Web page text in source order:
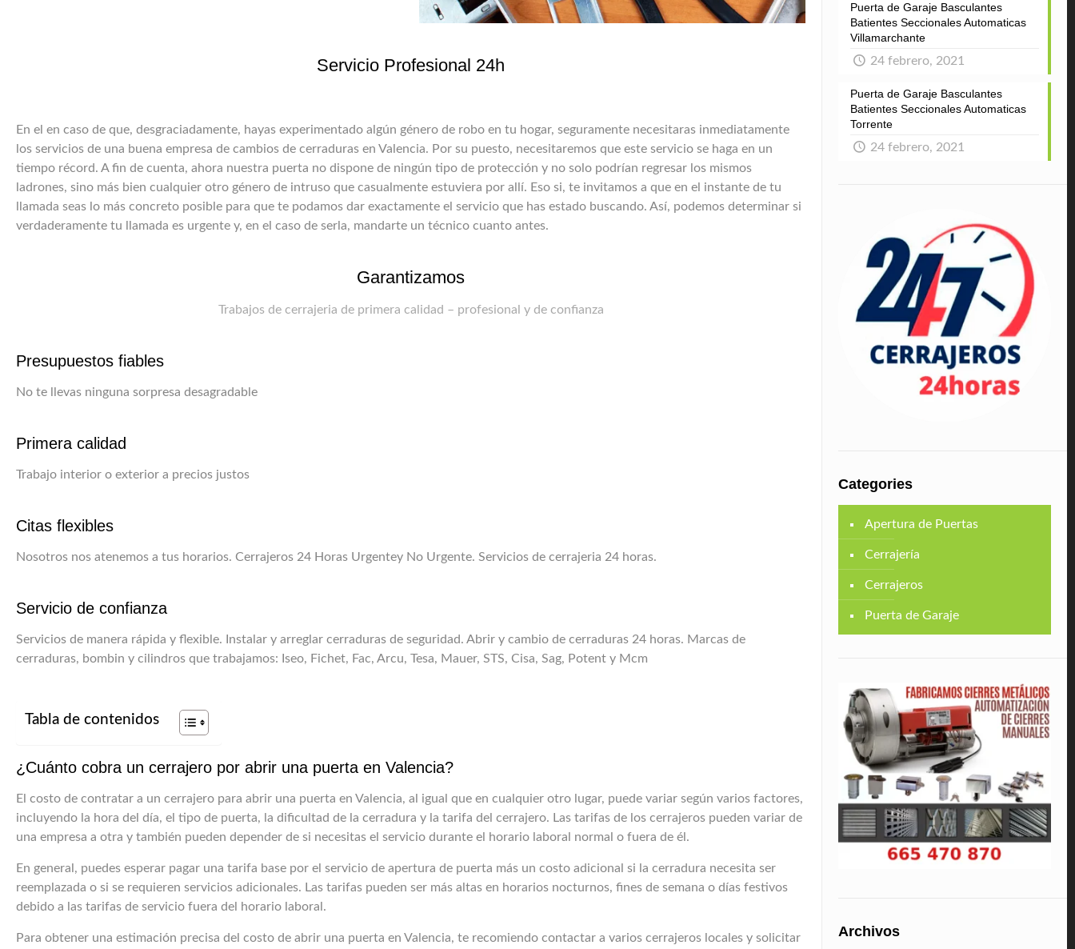
Servicio Profesional 24h
En el en caso de que, desgraciadamente, hayas experimentado algún género de robo en tu hogar, seguramente necesitaras inmediatamente
los servicios de una buena empresa de cambios de cerraduras en Valencia. Por su puesto, necesitaremos que este servicio se haga en un
tiempo récord. A fin de cuenta, ahora nuestra puerta no dispone de ningún tipo de protección y no solo podrían regresar los mismos
ladrones, sino más bien cualquier otro género de intruso que casualmente estuviera por allí. Eso si, te invitamos a que en el instante de tu
llamada seas lo más concreto posible para que te podamos dar exactamente el servicio que has estado buscando. Así, podemos determinar si
verdaderamente tu llamada es urgente y, en el caso de serla, mandarte un técnico cuanto antes.
Garantizamos
Trabajos de cerrajeria de primera calidad – profesional y de confianza
Presupuestos fiables
No te llevas ninguna sorpresa desagradable
Primera calidad
Trabajo interior o exterior a precios justos
Citas flexibles
Nosotros nos atenemos a tus horarios. Cerrajeros 24 Horas Urgentey No Urgente. Servicios de cerrajeria 24 horas.
Servicio de confianza
Servicios de manera rápida y flexible. Instalar y arreglar cerraduras de seguridad. Abrir y cambio de cerraduras 24 horas. Marcas de
cerraduras, bombin y cilindros que trabajamos: Iseo, Fichet, Fac, Arcu, Tesa, Mauer, STS, Cisa, Sag, Potent y Mcm
Tabla de contenidos
¿Cuánto cobra un cerrajero por abrir una puerta en Valencia?
El costo de contratar a un cerrajero para abrir una puerta en Valencia, al igual que en cualquier otro lugar, puede variar según varios factores,
incluyendo la hora del día, el tipo de puerta, la dificultad de la cerradura y la tarifa del cerrajero. Las tarifas de los cerrajeros pueden variar de
una empresa a otra y también pueden depender de si necesitas el servicio durante el horario laboral normal o fuera de él.
En general, puedes esperar pagar una tarifa base por el servicio de apertura de puerta más un costo adicional si la cerradura necesita ser
reemplazada o si se requieren servicios adicionales. Las tarifas pueden ser más altas en horarios nocturnos, fines de semana o días festivos
debido a las tarifas de servicio fuera del horario laboral.
Para obtener una estimación precisa del costo de abrir una puerta en Valencia, te recomiendo contactar a varios cerrajeros locales y solicitar
Puerta de Garaje Basculantes
Batientes Seccionales Automaticas
Villamarchante
24 febrero, 2021
Puerta de Garaje Basculantes
Batientes Seccionales Automaticas
Torrente
24 febrero, 2021
Categories
Apertura de Puertas
Cerrajería
Cerrajeros
Puerta de Garaje
Archivos